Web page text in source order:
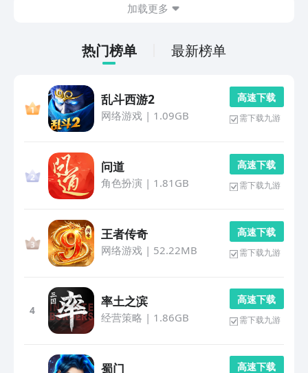
加载更多
热门榜单 最新榜单
乱斗西游2
网络游戏| 1.09GB
高 速 下 载
需下载九游
问道
角色扮演 | 1.81GB
高 速 下 载
需下载九游
王者传奇
网络游戏| 52.22MB
高 速 下 载
需下载九游
4
率土之滨
经营策略 | 1.86GB
高 速 下 载
需下载九游
蜀门 高 速 下 载